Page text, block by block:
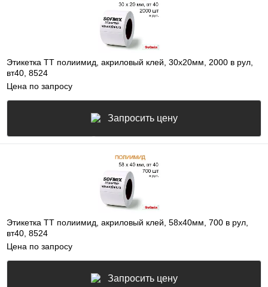
Этикетка ТТ полиимид, акриловый клей, 30х20мм, 2000 в рул,
вт40, 8524
Цена по запросу
Запросить цену
Этикетка ТТ полиимид, акриловый клей, 58х40мм, 700 в рул,
вт40, 8524
Цена по запросу
Запросить цену